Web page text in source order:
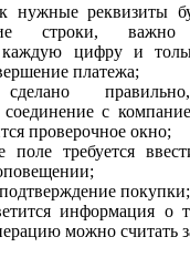
нужные реквизиты
строки,
каждую цифру и
платежа;
правильно,
соединение с
проверочное окно;
поле требуется
информация о
можно считать